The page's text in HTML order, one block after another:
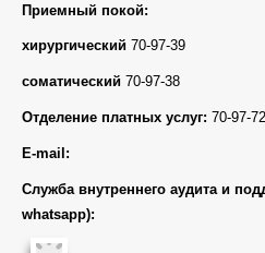
Приемный покой:
хирургический 70-97-39
соматический 70-97-38
Отделение платных услуг: 70-97-72
E-mail:
Служба внутреннего аудита и
whatsapp):